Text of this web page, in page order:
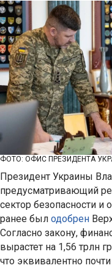
ФОТО: ОФИС ПРЕЗИДЕНТА
Президент Украины
предусматривающий
сектор безопасности
ранее был одобрен
Согласно закону,
вырастет на 1,56 трлн
что эквивалентно